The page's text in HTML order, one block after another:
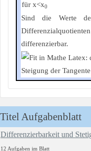
für x<x0
Sind die Werte
Steigung der
Titel Aufgabenblatt
Differenzierbarkeit und
12 Aufgaben im Blatt